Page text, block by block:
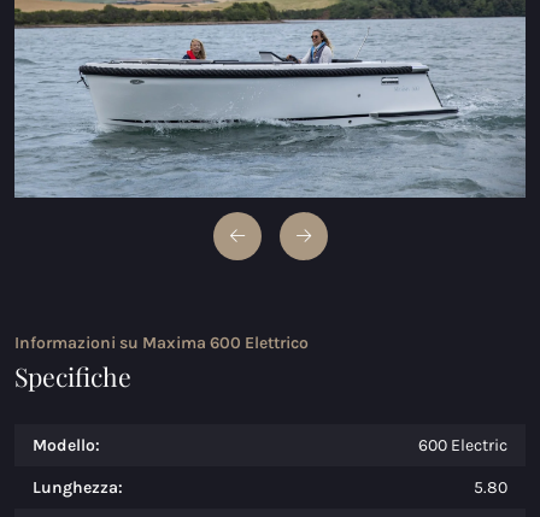
Maxima 630 Elettrico
Maxima 720 retro Elettrico
Maxima 820 retro elettrica
Maxima 650 Flying Lounge Electric
Maxima 750 Flying Lounge Electric
Informazioni su Maxima 600 Elettrico
Specifiche
Modello: 600 Electric
Lunghezza: 5.80